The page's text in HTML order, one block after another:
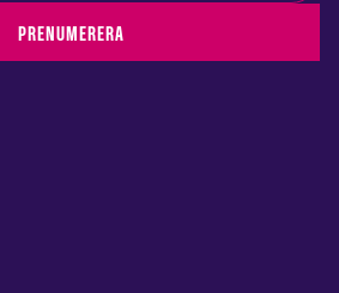
PRENUMERERA